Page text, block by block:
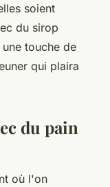
soient
du sirop
touche de
qui plaira
du pain
où l'on